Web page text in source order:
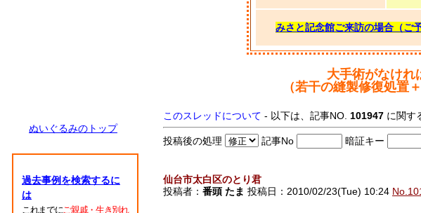
みさと記念館ご来訪の場合（ご
大手術がなけれ
（若干の縫製修復処置
ぬいぐるみのトップ
過去事例を検索するに
は
これまでにご親戚・生き別れ
このスレッドについて - 以下は、記事NO. 101947 に関す
投稿後の処理 記事No 暗証キー
仙台市太白区のとり君
投稿者： 番頭 たま 投稿日：2010/02/23(Tue) 10:24